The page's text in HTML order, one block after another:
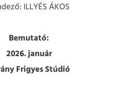
ILLYÉS ÁKOS
Bemutató:
2026. január
Frigyes Stúdió